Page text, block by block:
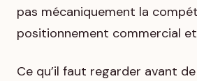
pas mécaniquement la
positionnement commercial
Ce qu’il faut regarder avant